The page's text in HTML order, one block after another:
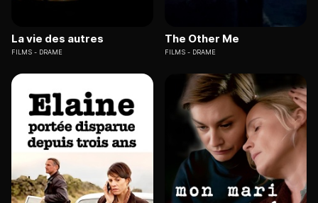
La vie des autres
FILMS DRAME
The Other Me
FILMS DRAME